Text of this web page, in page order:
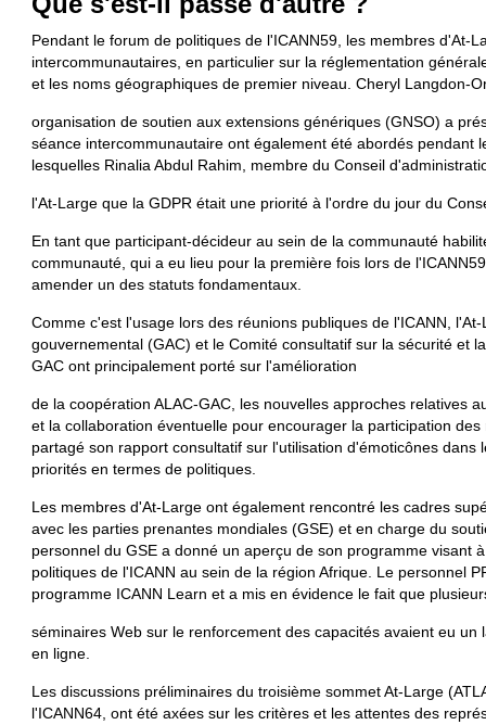
Pendant le forum de politiques de l'ICANN59, les membres d'At-
intercommunautaires, en particulier sur la réglementation
et les noms géographiques de premier niveau. Cheryl Langdon-
organisation de soutien aux extensions génériques (GNSO) a
séance intercommunautaire ont également été abordés pendant
lesquelles Rinalia Abdul Rahim, membre du Conseil
l'At-Large que la GDPR était une priorité à l'ordre du jour du
En tant que participant-décideur au sein de la communauté
communauté, qui a eu lieu pour la première fois lors de
amender un des statuts fondamentaux.
Comme c'est l'usage lors des réunions publiques de l'ICANN,
gouvernemental (GAC) et le Comité consultatif sur la sécurité et
GAC ont principalement porté sur l'amélioration
de la coopération ALAC-GAC, les nouvelles approches relatives
et la collaboration éventuelle pour encourager la participation
partagé son rapport consultatif sur l'utilisation d'émoticônes dans
priorités en termes de politiques.
Les membres d'At-Large ont également rencontré les cadres
avec les parties prenantes mondiales (GSE) et en charge du
personnel du GSE a donné un aperçu de son programme visant
politiques de l'ICANN au sein de la région Afrique. Le personnel
programme ICANN Learn et a mis en évidence le fait que
séminaires Web sur le renforcement des capacités avaient eu
en ligne.
Les discussions préliminaires du troisième sommet At-Large
l'ICANN64, ont été axées sur les critères et les attentes des